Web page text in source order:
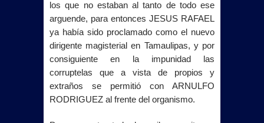
los que no estaban al tanto de todo ese
arguende, para entonces JESUS RAFAEL
ya había sido proclamado como el nuevo
dirigente magisterial en Tamaulipas, y por
consiguiente en la impunidad las
corruptelas que a vista de propios y
extraños se permitió con ARNULFO
RODRIGUEZ al frente del organismo.